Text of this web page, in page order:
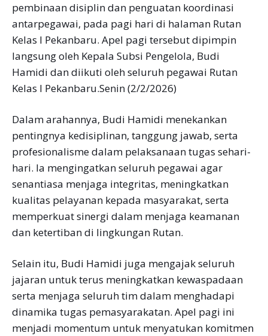
pembinaan disiplin dan penguatan koordinasi
antarpegawai, pada pagi hari di halaman Rutan
Kelas I Pekanbaru. Apel pagi tersebut dipimpin
langsung oleh Kepala Subsi Pengelola, Budi
Hamidi dan diikuti oleh seluruh pegawai Rutan
Kelas I Pekanbaru.Senin (2/2/2026)
Dalam arahannya, Budi Hamidi menekankan
pentingnya kedisiplinan, tanggung jawab, serta
profesionalisme dalam pelaksanaan tugas sehari-
hari. la mengingatkan seluruh pegawai agar
senantiasa menjaga integritas, meningkatkan
kualitas pelayanan kepada masyarakat, serta
memperkuat sinergi dalam menjaga keamanan
dan ketertiban di lingkungan Rutan.
Selain itu, Budi Hamidi juga mengajak seluruh
jajaran untuk terus meningkatkan kewaspadaan
serta menjaga seluruh tim dalam menghadapi
dinamika tugas pemasyarakatan. Apel pagi ini
menjadi momentum untuk menyatukan komitmen